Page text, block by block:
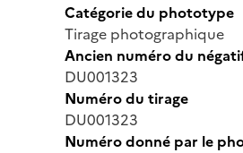
Catégorie du phototype
Tirage photographique
Ancien numéro du
DU001323
Numéro du tirage
DU001323
Numéro donné par le